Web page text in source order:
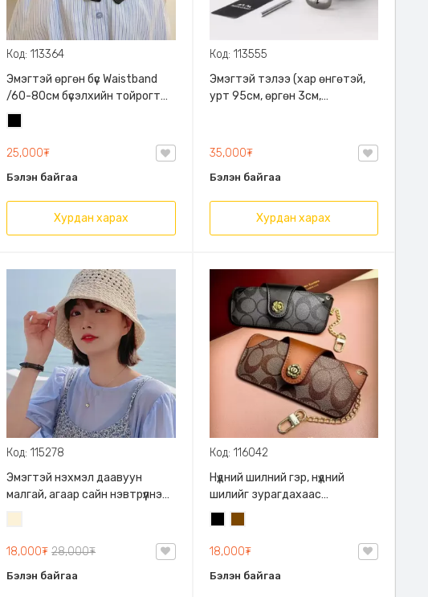
Код: 113364
Эмэгтэй өргөн бүс Waistband
/60-80см бүсэлхийн тойрогт
таарна/, Ардааа суналттай
резинтэй
25,000₮
Бэлэн байгаа
Хурдан харах
Код: 113555
Эмэгтэй тэлээ (хар өнгөтэй,
урт 95см, өргөн 3см,
35,000₮
Бэлэн байгаа
Хурдан харах
Код: 115278
Эмэгтэй нэхмэл даавуун
малгай, агаар сайн нэвтрүүлнэ
тухтай, 55-60см, эвтэйхэн.
18,000₮28,000₮
Бэлэн байгаа
Код: 116042
Нүдний шилний гэр, нүдний
шилийг зурагдахаас
сэргийлнэ, цүнхэндээ хийгээд
авч явахад маш авсаархан,
цүнхнээс зүүж явах боломжтой,
18,000₮
Бэлэн байгаа